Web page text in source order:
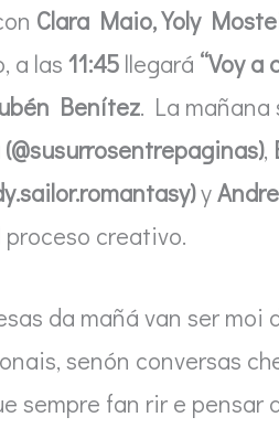
Clara Maio, Yoly
a las 11:45 llegará “Voy a
Benítez. La mañana
,
y
creativo.
da mañá van ser
senón conversas
sempre fan rir e pensar